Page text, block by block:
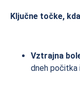
Ključne točke,
Vztrajna
dneh počitka